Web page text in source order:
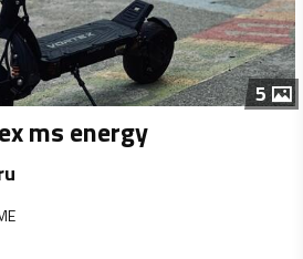
5
ms energy